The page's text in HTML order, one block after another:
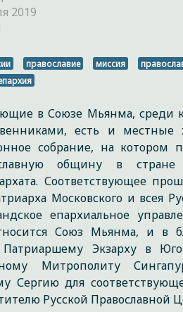
2019
православие миссия
в Союзе Мьянма, среди
есть и местные
собрание, на котором
общину в
Соответствующее
Московского и всея
епархиальное
Союз Мьянма, и в
Патриаршему Экзарху в
Митрополиту
Сергию для
Русской Православной